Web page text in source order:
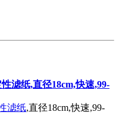
滤纸,直径18cm,快速,99-
滤纸,直径18cm,快速,99-